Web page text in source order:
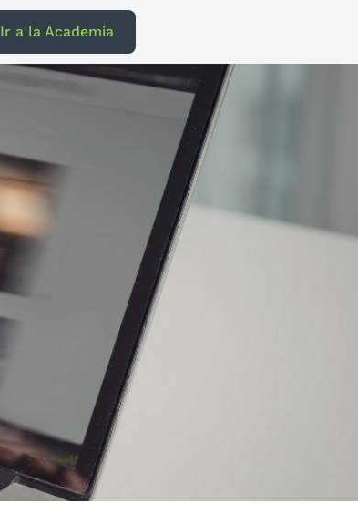
Ir a la Academia